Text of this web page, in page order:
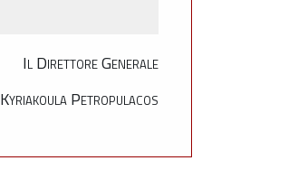
Il Direttore Generale
Kyriakoula Petropulacos